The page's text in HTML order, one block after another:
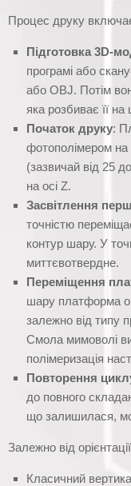
Процес друку
Підготовка 3D-
програмі або
або OBJ. Потім
яка розбиває її
Початок друку:
фотополімером на
(зазвичай від 25
на осі Z.
Засвітлення
точністю
контур шару. У
миттєвотвердне.
Переміщення
шару платформа
залежно від типу
Смола мимоволі
полімеризація
Повторення
до повного
що залишилася,
Залежно від
Класичний